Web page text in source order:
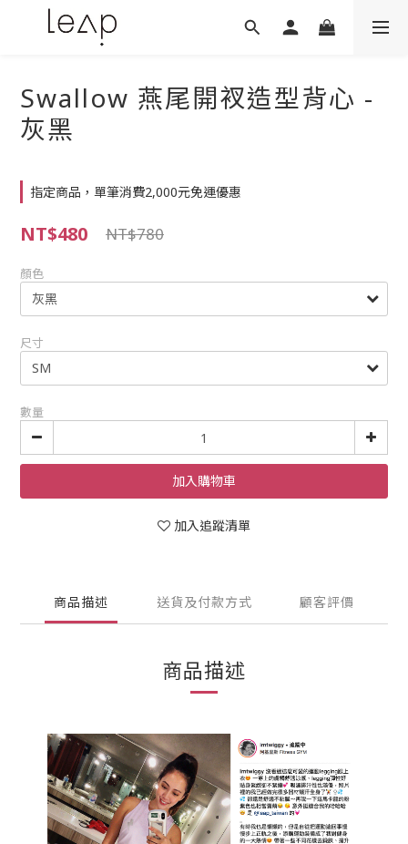
Swallow 燕尾開衩造型背心 -
灰黑
指定商品，單筆消費2,000元免運優惠
NT$480 NT$780
顏色
尺寸
數量
加入購物車
加入追蹤清單
商品描述 送貨及付款方式 顧客評價
商品描述